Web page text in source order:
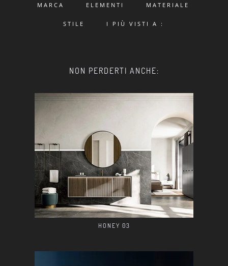
MARCA ELEMENTI MATERIALE
STILE I PIÙ VISTI A :
NON PERDERTI ANCHE:
HONEY 03